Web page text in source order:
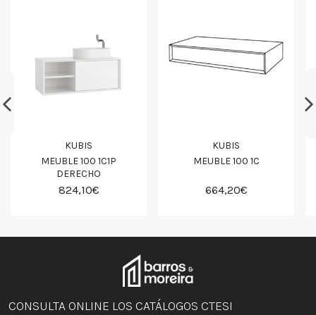
KUBIS
MEUBLE 100 1C1P
DERECHO
824,10€
KUBIS
MEUBLE 100 1C
664,20€
CONSULTA ONLINE LOS CATÁLOGOS CTESI